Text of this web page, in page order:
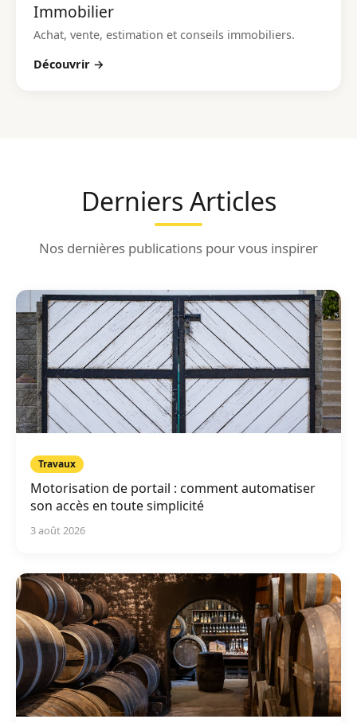
Immobilier
Achat, vente, estimation et conseils immobiliers.
Découvrir →
Derniers Articles
Nos dernières publications pour vous inspirer
Travaux
Motorisation de portail : comment automatiser
son accès en toute simplicité
3 août 2026